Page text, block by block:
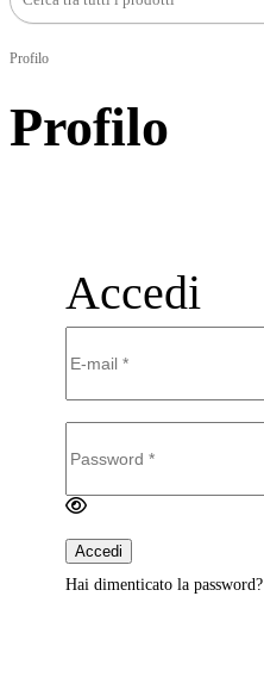
Profilo
Profilo
Accedi
Hai dimenticato la password?